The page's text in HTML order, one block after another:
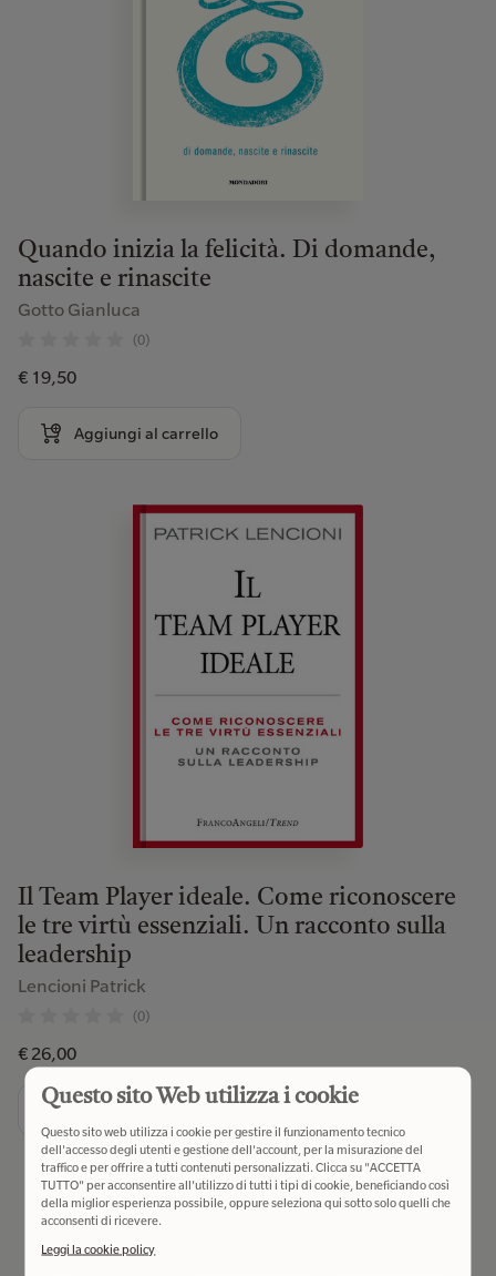
Quando inizia la felicità. Di domande,
nascite e rinascite
Gotto Gianluca
(0)
€ 19,50
Aggiungi al carrello
Il Team Player ideale. Come riconoscere
le tre virtù essenziali. Un racconto sulla
leadership
Lencioni Patrick
(0)
€ 26,00
Aggiungi al carrello
Questo sito Web utilizza i cookie
Questo sito web utilizza i cookie per gestire il funzionamento tecnico
dell'accesso degli utenti e gestione dell'account, per la misurazione del
traffico e per offrire a tutti contenuti personalizzati. Clicca su "ACCETTA
TUTTO" per acconsentire all'utilizzo di tutti i tipi di cookie, beneficiando così
della miglior esperienza possibile, oppure seleziona qui sotto solo quelli che
acconsenti di ricevere.
Leggi la cookie policy